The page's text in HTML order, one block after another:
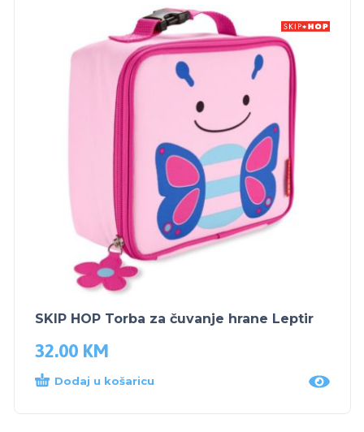
SKIP HOP Torba za čuvanje hrane Leptir
32.00 KM
Dodaj u košaricu